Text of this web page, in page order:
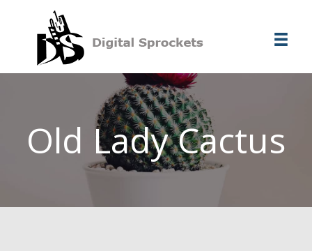
contenido
Old Lady Cactus